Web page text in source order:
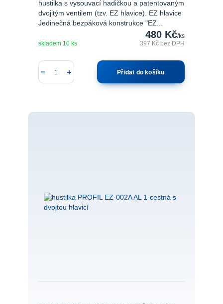
hustilka s vysouvací hadičkou a patentovaným
dvojitým ventilem (tzv. EZ hlavice). EZ hlavice
Jedinečná bezpáková konstrukce "EZ...
480 Kč/ks
397 Kčbez DPH
skladem 10 ks
Přidat do košíku